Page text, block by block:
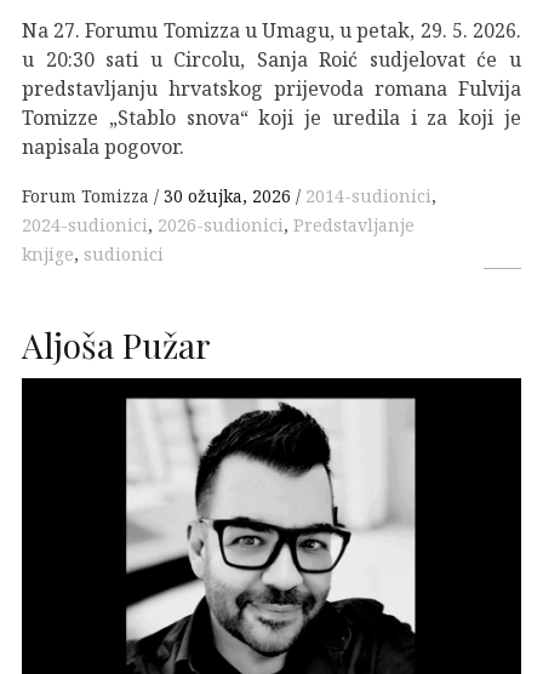
Na 27. Forumu Tomizza u Umagu, u petak, 29. 5. 2026.
u 20:30 sati u Circolu, Sanja Roić sudjelovat će u
predstavljanju hrvatskog prijevoda romana Fulvija
Tomizze „Stablo snova“ koji je uredila i za koji je
napisala pogovor.
Forum Tomizza 30 ožujka, 2026 2014-sudionici,
2024-sudionici, 2026-sudionici, Predstavljanje
knjige, sudionici
Aljoša Pužar